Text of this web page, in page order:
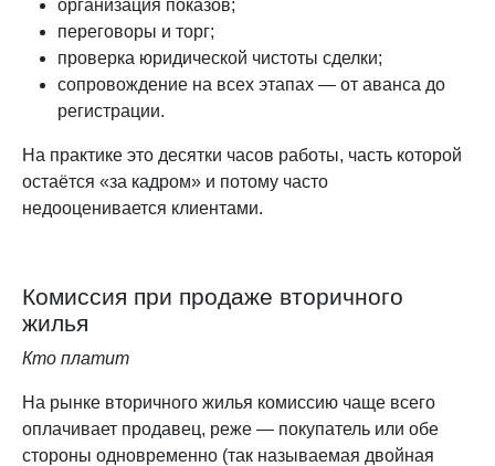
организация показов;
переговоры и торг;
проверка юридической чистоты сделки;
сопровождение на всех этапах — от аванса до
регистрации.
На практике это десятки часов работы, часть которой
остаётся «за кадром» и потому часто
недооценивается клиентами.
Комиссия при продаже вторичного
жилья
Кто платит
На рынке вторичного жилья комиссию чаще всего
оплачивает продавец, реже — покупатель или обе
стороны одновременно (так называемая двойная